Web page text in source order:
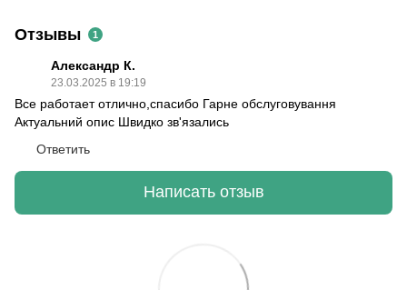
Отзывы 1
Александр К.
23.03.2025 в 19:19
Все работает отлично,спасибо Гарне обслуговування
Актуальний опис Швидко зв'язались
Ответить
Написать отзыв